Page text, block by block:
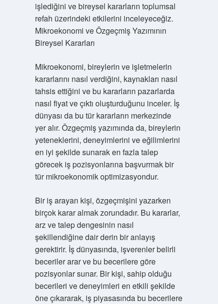
işlediğini ve bireysel kararların toplumsal
refah üzerindeki etkilerini inceleyeceğiz.
Mikroekonomi ve Özgeçmiş Yazımının
Bireysel Kararları
Mikroekonomi, bireylerin ve işletmelerin
kararlarını nasıl verdiğini, kaynakları nasıl
tahsis ettiğini ve bu kararların pazarlarda
nasıl fiyat ve çıktı oluşturduğunu inceler. İş
dünyası da bu tür kararların merkezinde
yer alır. Özgeçmiş yazımında da, bireylerin
yeteneklerini, deneyimlerini ve eğilimlerini
en iyi şekilde sunarak en fazla talep
görecek iş pozisyonlarına başvurmak bir
tür mikroekonomik optimizasyondur.
Bir iş arayan kişi, özgeçmişini yazarken
birçok karar almak zorundadır. Bu kararlar,
arz ve talep dengesinin nasıl
şekillendiğine dair derin bir anlayış
gerektirir. İş dünyasında, işverenler belirli
beceriler arar ve bu becerilere göre
pozisyonlar sunar. Bir kişi, sahip olduğu
becerileri ve deneyimleri en etkili şekilde
öne çıkararak, iş piyasasında bu becerilere